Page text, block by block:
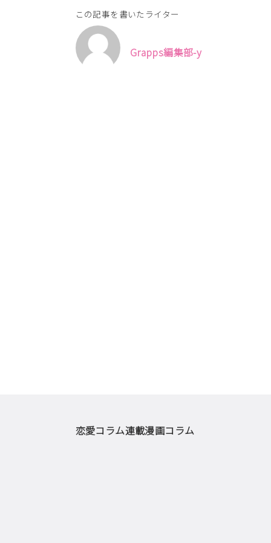
この記事を書いたライター
Grapps編集部-y
恋愛コラム連載漫画コラム